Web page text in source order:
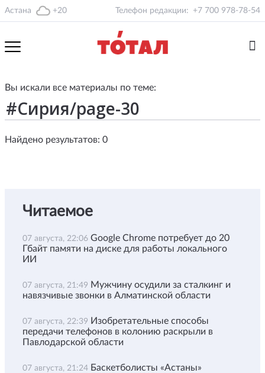
Астана +20 Телефон редакции: +7 700 978-78-54
Вы искали все материалы по теме:
Найдено результатов: 0
Читаемое
07 августа, 22:06 Google Chrome потребует до 20
Гбайт памяти на диске для работы локального
ИИ
07 августа, 21:49 Мужчину осудили за сталкинг и
навязчивые звонки в Алматинской области
07 августа, 22:39 Изобретательные способы
передачи телефонов в колонию раскрыли в
Павлодарской области
07 августа, 21:24 Баскетболисты «Астаны»